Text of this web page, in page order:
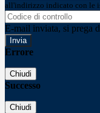
all'indirizzo indicato con le
E-mail inviata, si prega
Errore
Chiudi
Successo
Chiudi